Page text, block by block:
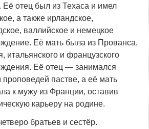
отец был из Техаса и имел
а также ирландское,
валлийское и немецкое
Её мать была из Прованса,
итальянского и французского
Её отец — занимался
проповедей пастве, а её мать
к мужу из Франции, оставив
карьеру на родине.
братьев и сестёр.